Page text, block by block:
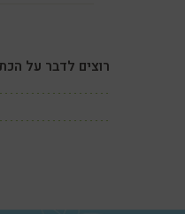
רוצים לדבר על